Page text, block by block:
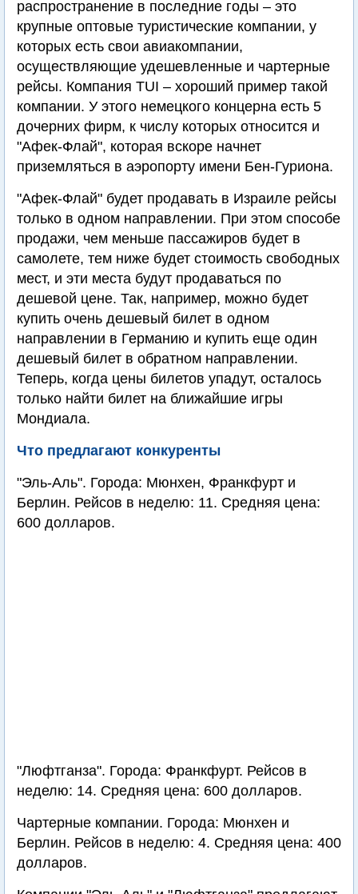
распространение в последние годы – это
крупные оптовые туристические компании, у
которых есть свои авиакомпании,
осуществляющие удешевленные и чартерные
рейсы. Компания TUI – хороший пример такой
компании. У этого немецкого концерна есть 5
дочерних фирм, к числу которых относится и
"Афек-Флай", которая вскоре начнет
приземляться в аэропорту имени Бен-Гуриона.
"Афек-Флай" будет продавать в Израиле рейсы
только в одном направлении. При этом способе
продажи, чем меньше пассажиров будет в
самолете, тем ниже будет стоимость свободных
мест, и эти места будут продаваться по
дешевой цене. Так, например, можно будет
купить очень дешевый билет в одном
направлении в Германию и купить еще один
дешевый билет в обратном направлении.
Теперь, когда цены билетов упадут, осталось
только найти билет на ближайшие игры
Мондиала.
Что предлагают конкуренты
"Эль-Аль". Города: Мюнхен, Франкфурт и
Берлин. Рейсов в неделю: 11. Средняя цена:
600 долларов.
"Люфтганза". Города: Франкфурт. Рейсов в
неделю: 14. Средняя цена: 600 долларов.
Чартерные компании. Города: Мюнхен и
Берлин. Рейсов в неделю: 4. Средняя цена: 400
долларов.